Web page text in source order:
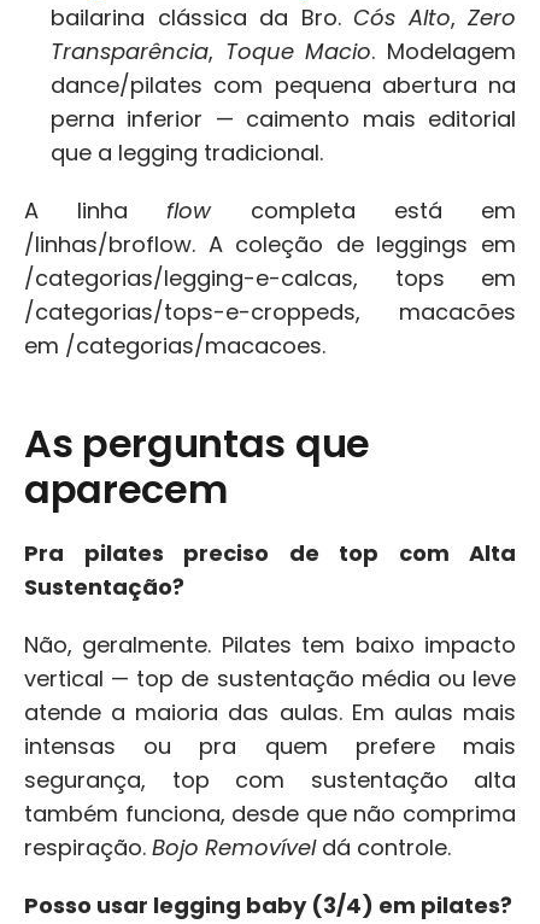
bailarina clássica da Bro. Cós Alto, Zero
Transparência, Toque Macio. Modelagem
dance/pilates com pequena abertura na
perna inferior — caimento mais editorial
que a legging tradicional.
A linha flow completa está em
/linhas/broflow. A coleção de leggings em
/categorias/legging-e-calcas, tops em
/categorias/tops-e-croppeds, macacões
em /categorias/macacoes.
As perguntas que
aparecem
Pra pilates preciso de top com Alta
Sustentação?
Não, geralmente. Pilates tem baixo impacto
vertical — top de sustentação média ou leve
atende a maioria das aulas. Em aulas mais
intensas ou pra quem prefere mais
segurança, top com sustentação alta
também funciona, desde que não comprima
respiração. Bojo Removível dá controle.
Posso usar legging baby (3/4) em pilates?